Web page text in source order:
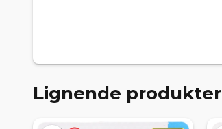
Lignende produkter